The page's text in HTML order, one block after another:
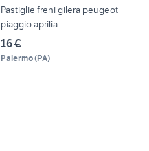
Pastiglie freni gilera peugeot
piaggio aprilia
16 €
Palermo(PA)